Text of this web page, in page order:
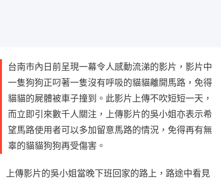
台南市內日前呈現一幕令人感動流涕的影片，影片中
一隻狗狗正叼著一隻沒有呼吸的貓貓離開馬路，免得
貓貓的屍體被車子撞到。此影片上傳不吹短短一天，
而立即引來數千人關注，上傳影片的吳小姐亦表示希
望馬路使用者可以多加留意馬路的情況，免得再有無
辜的貓貓狗狗再受傷害。
上傳影片的吳小姐當晚下班回家的路上，路途中看見